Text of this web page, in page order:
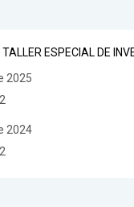
ESPECIAL DE
2025
2024